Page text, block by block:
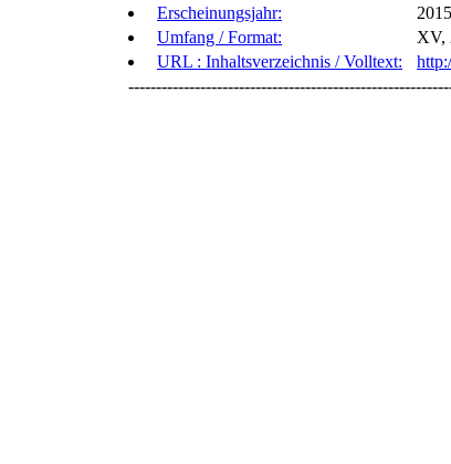
Erscheinungsjahr:
2015
Umfang / Format:
XV,
URL : Inhaltsverzeichnis / Volltext: